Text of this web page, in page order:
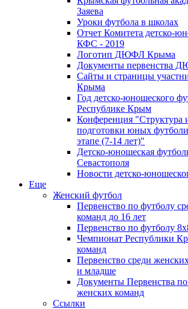
Заяева
Уроки футбола в школах
Отчет Комитета детско-
КФС - 2019
Логотип ДЮФЛ Крыма
Документы первенства
Сайты и страницы
Крыма
Год детско-юношеского
Республике Крым
Конференция "Структура
подготовки юных
этапе (7-14 лет)"
Детско-юношеская
Севастополя
Новости детско-
Еще
Женский футбол
Первенство по футболу
команд до 16 лет
Первенство по футболу
Чемпионат Республики
команд
Первенство среди
и младше
Документы Первенства
женских команд
Ссылки